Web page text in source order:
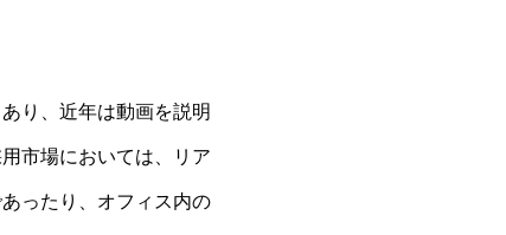
り、近年は動画を説明
市場においては、リア
ったり、オフィス内の